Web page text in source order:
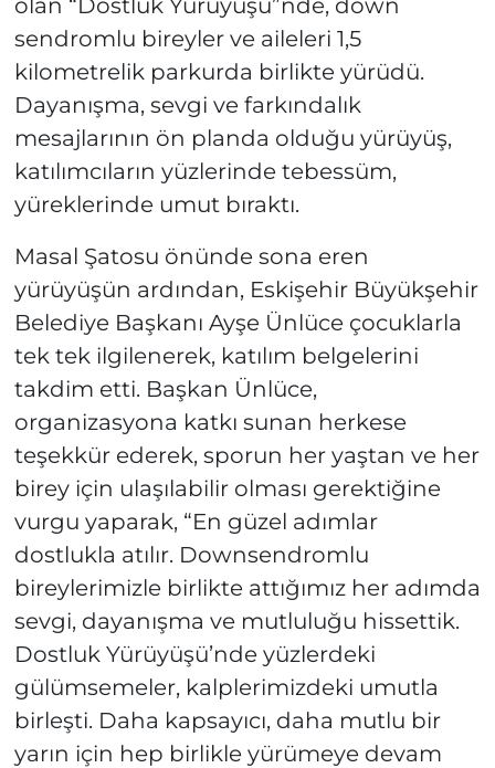
sendromlu bireyler ve aileleri 1,5
kilometrelik parkurda birlikte yürüdü.
Dayanışma, sevgi ve farkındalık
mesajlarının ön planda olduğu yürüyüş,
katılımcıların yüzlerinde tebessüm,
yüreklerinde umut bıraktı.
Masal Şatosu önünde sona eren
yürüyüşün ardından, Eskişehir Büyükşehir
Belediye Başkanı Ayşe Ünlüce çocuklarla
tek tek ilgilenerek, katılım belgelerini
takdim etti. Başkan Ünlüce,
organizasyona katkı sunan herkese
teşekkür ederek, sporun her yaştan ve her
birey için ulaşılabilir olması gerektiğine
vurgu yaparak, “En güzel adımlar
dostlukla atılır. Downsendromlu
bireylerimizle birlikte attığımız her adımda
sevgi, dayanışma ve mutluluğu hissettik.
Dostluk Yürüyüşü’nde yüzlerdeki
gülümsemeler, kalplerimizdeki umutla
birleşti. Daha kapsayıcı, daha mutlu bir
yarın için hep birlikle yürümeye devam